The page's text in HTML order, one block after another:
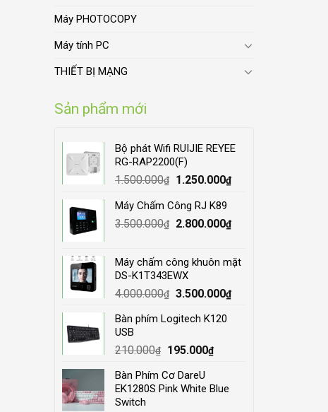
Máy PHOTOCOPY
Máy tính PC
THIẾT BỊ MẠNG
Sản phẩm mới
Bộ phát Wifi RUIJIE REYEE
RG-RAP2200(F)
1.500.000₫
Original
was:
1.500.000₫.
1.250.000₫Current
1.250.000₫.
Máy Chấm Công RJ K89
3.500.000₫
Original
3.500.000₫.
2.800.000₫Current
2.800.000₫.
Máy chấm công khuôn mặt
DS-K1T343EWX
4.000.000₫ Original
was:
3.500.000₫Current
Bàn phím Logitech K120
USB
210.000₫
Original
was:
210.000₫.
195.000₫Current
195.000₫.
Bàn Phím Cơ DareU
EK1280S Pink White Blue
Switch